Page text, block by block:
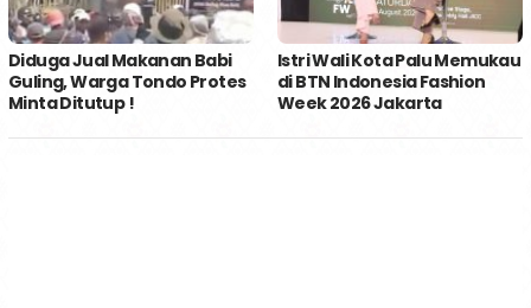
Diduga Jual Makanan Babi
Guling, Warga Tondo Protes
Minta Ditutup !
Istri Wali Kota Palu Memukau
di BTN Indonesia Fashion
Week 2026 Jakarta